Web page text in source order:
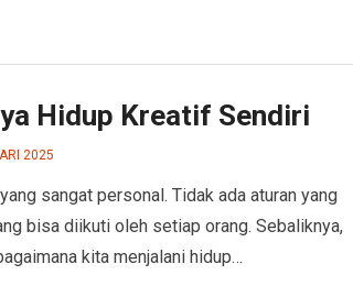
Hidup Kreatif Sendiri
2025
sangat personal. Tidak ada aturan yang
bisa diikuti oleh setiap orang. Sebaliknya,
kita menjalani hidup…